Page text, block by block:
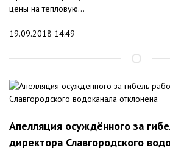
цены на тепловую...
19.09.2018 14:49
Апелляция осуждённого за
директора Славгородского